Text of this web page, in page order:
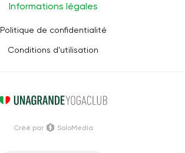
Informations légales
Politique de confidentialité
Conditions d'utilisation
Créé par SoloMedia